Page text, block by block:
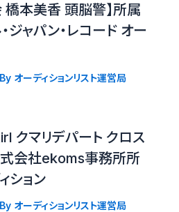
橋本美香 頭脳警】所属
ジャパン・レコード オー
オーディションリスト運営局
クマリデパート クロス
式会社ekoms事務所所
ション
オーディションリスト運営局